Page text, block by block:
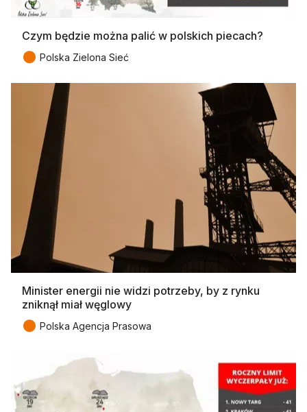
Czym będzie można palić w polskich piecach?
● Polska Zielona Sieć
Minister energii nie widzi potrzeby, by z rynku
zniknął miał węglowy
● Polska Agencja Prasowa